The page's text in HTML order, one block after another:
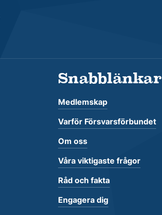
Snabblänkar
Medlemskap
Varför Försvarsförbundet
Om oss
Våra viktigaste frågor
Råd och fakta
Engagera dig